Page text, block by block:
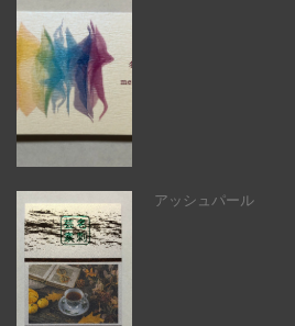
アッシュパール